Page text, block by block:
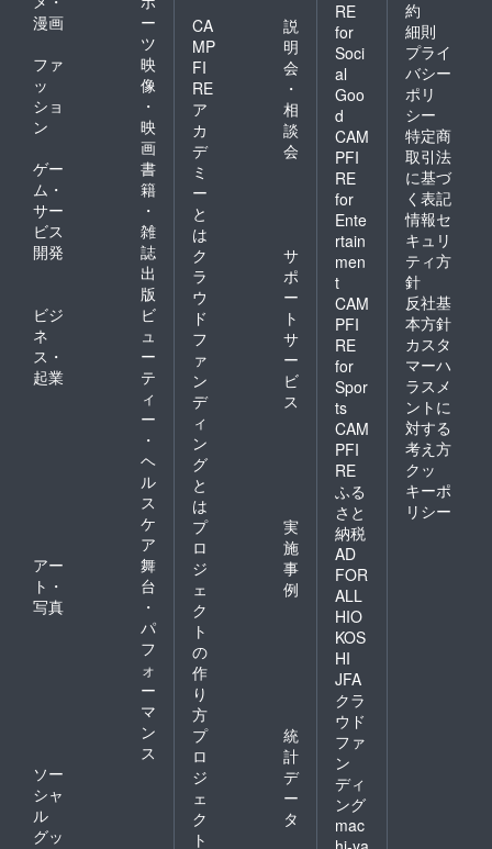
漫画
ー
ツ
ファ
ッ
ショ
ン
映
像
・
映
画
ゲー
ム・
サー
ビス
開発
書
籍
・
雑
誌
出
版
ビジ
ネ
ス・
起業
ビ
ュ
ー
テ
ィ
ー
・
ヘ
ル
ス
ケ
ア
アー
ト・
写真
舞
台
・
パ
フ
ォ
ー
マ
ン
ス
ソー
シャ
ル
グッ
CA
MP
FI
RE
ア
カ
デ
ミ
ー
と
は
説
明
会
・
相
談
会
ク
ラ
ウ
ド
フ
ァ
ン
デ
ィ
ン
グ
と
は
サ
ポ
ー
ト
サ
ー
ビ
ス
プ
ロ
ジ
ェ
ク
ト
の
作
り
方
実
施
事
例
プ
ロ
ジ
ェ
ク
ト
統
計
デ
ー
タ
RE
for
Soci
al
Goo
d
CAM
PFI
RE
for
Ente
rtain
men
t
CAM
PFI
RE
for
Spor
ts
CAM
PFI
RE
ふる
さと
納税
AD
FOR
ALL
HIO
KOS
HI
JFA
クラ
ウド
ファ
ン
ディ
ング
mac
約
細則
プライ
バシー
ポリ
シー
特定商
取引法
に基づ
く表記
情報セ
キュリ
ティ方
針
反社基
本方針
カスタ
マーハ
ラスメ
ントに
対する
考え方
クッ
キーポ
リシー